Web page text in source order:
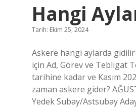
Hangi
Tarih: Ekim 25, 2024
Askere hangi aylarda gidilir
için Ad, Görev ve Tebligat
tarihine kadar ve Kasım
zaman askere gider?
Yedek Subay/Astsubay